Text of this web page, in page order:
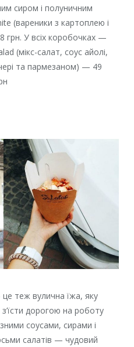
сиром і полуничним
(вареники з картоплею і
грн. У всіх коробочках —
(мікс-салат, соус айолі,
та пармезаном) — 49
теж вулична їжа, яку
дорогою на роботу
соусами, сирами і
салатів — чудовий